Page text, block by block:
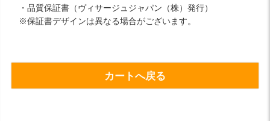
・品質保証書（ヴィサージュジャパン（株）発行）
※保証書デザインは異なる場合がございます。
カートへ戻る